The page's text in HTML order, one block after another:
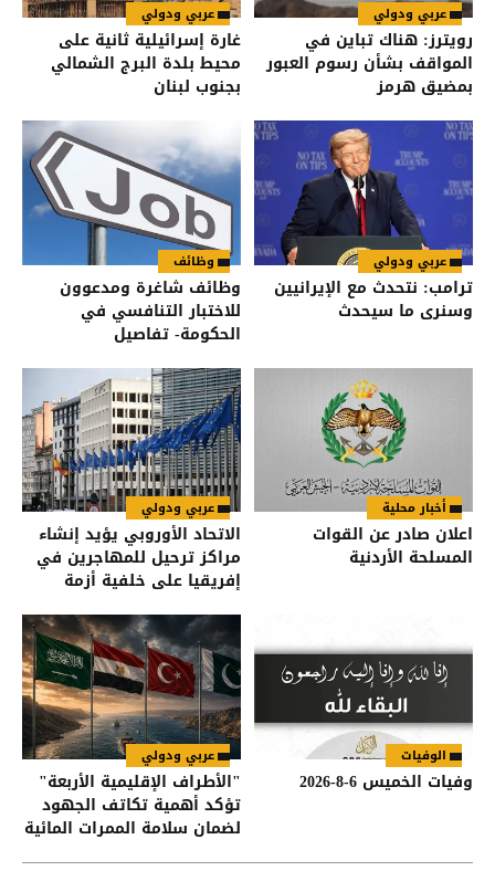
عربي ودولي
رويترز: هناك تباين في
المواقف بشأن رسوم العبور
بمضيق هرمز
عربي ودولي
غارة إسرائيلية ثانية على
محيط بلدة البرج الشمالي
بجنوب لبنان
عربي ودولي
ترامب: نتحدث مع الإيرانيين
وسنرى ما سيحدث
وظائف
وظائف شاغرة ومدعوون
للاختبار التنافسي في
الحكومة- تفاصيل
أخبار محلية
اعلان صادر عن القوات
المسلحة الأردنية
عربي ودولي
الاتحاد الأوروبي يؤيد إنشاء
مراكز ترحيل للمهاجرين في
إفريقيا على خلفية أزمة
الوفيات
وفيات الخميس 6-8-2026
عربي ودولي
"الأطراف الإقليمية الأربعة"
تؤكد أهمية تكاتف الجهود
لضمان سلامة الممرات المائية